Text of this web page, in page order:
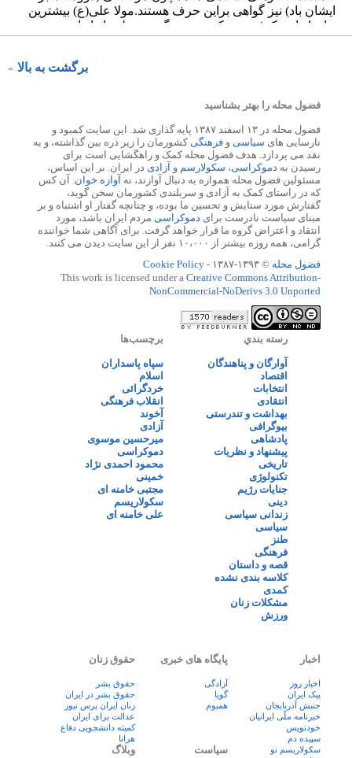
برگشت به بالا
فضول محله را بهتر بشناسید
فضول محله در ۱۳ اسفند ۱۳۸۷ پایه گذاری شد. این سایت کمبود و
نارسایی های سیاسی و فرهنگی کشورمان را زیر ذره بین گذاشته، و به
نقد می پردازد. هدف فضول محله کمک و راهگشایی است برای
رسیدن به دموکراسی، سکولارسم و آزادی در ایران. بر این اساس،
مسئولین فضول محله همواره به دنبال آوازند، نه آوازه خوان . آن کس
که در راستای کمک به آزادی و سربلندی کشورمان سخن گوید،
گفتارش مورد ستایش و تحسین ما بوده، و چنانچه گفتار او اشتباه و بر
مبنای سیاست نادرست برای دموکراسی مردم ایران باشد، مورد
انتقاد و اعتراض گروه ما قرار خواهد گرفت. برای آگاهی شما خواننده
گرامی، همه روزه بیشتر از ۱۰،۰۰۰ نفر از این سایت دیدن می کنند.
فضول محله © ۱۳۹۳-۱۳۸۷ -
Cookie Policy
This work is licensed under a Creative Commons Attribution-
NonCommercial-NoDerivs 3.0 Unported
رسته بندي
آوارگان و پناهندگان
اقتصاد
انتخابات
انتقادی
بهداشت و تندرستی
بیوگرافی
پادشاهی
پیشنهاد و نظریات
تاریخی
تکنولوژی
جنایات رژیم
دینی
زندانی سیاسی
سیاسی
طنز
فرهنگی
قصه و داستان
کلاسه بندی نشده
کمدی
مشکلات زنان
ورزش
برچسب‌ها
سپاه پاسداران
اسلام
خردگرائی
انقلاب فرهنگی
آخوند
آزادی
میرحسین موسوی
دموکراسی
محمود احمدی نژاد
خمینی
مجتبی خامنه ای
سکولاریسم
علی خامنه ای
اخبار
اخبار روز
پيک ايران
جنبش آذربایجان
خبرنامه ملّی ایرانیان
خودنویس
سپیده دم
سکولاریسم نو
پایگاه های خبری
آزادگی
گویا
همبوم
حقوق زنان
حقوق بشر
حقوق بشر در ایران
زنان ايران پرس نيوز
عدالت برای ایران
کمیته دانشجویی دفاع
هرانا
سیاست وبلاگ